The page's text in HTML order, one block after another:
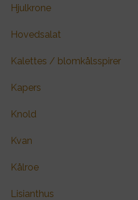
Hjulkrone
Hovedsalat
Kalettes / blomkålsspirer
Kapers
Knold
Kvan
Kålroe
Lisianthus